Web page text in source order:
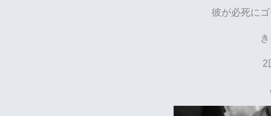
彼が必死に
2